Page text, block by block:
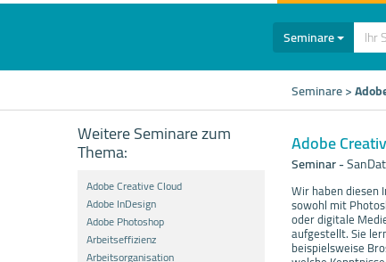
Seminare
Seminare>
Weitere Seminare zum
Thema:
Adobe Creative Cloud
Adobe InDesign
Adobe Photoshop
Arbeitseffizienz
Arbeitsorganisation
Adobe
Seminar-
Wir haben diesen
sowohl mit
oder digitale
aufgestellt. Sie
beispielsweise